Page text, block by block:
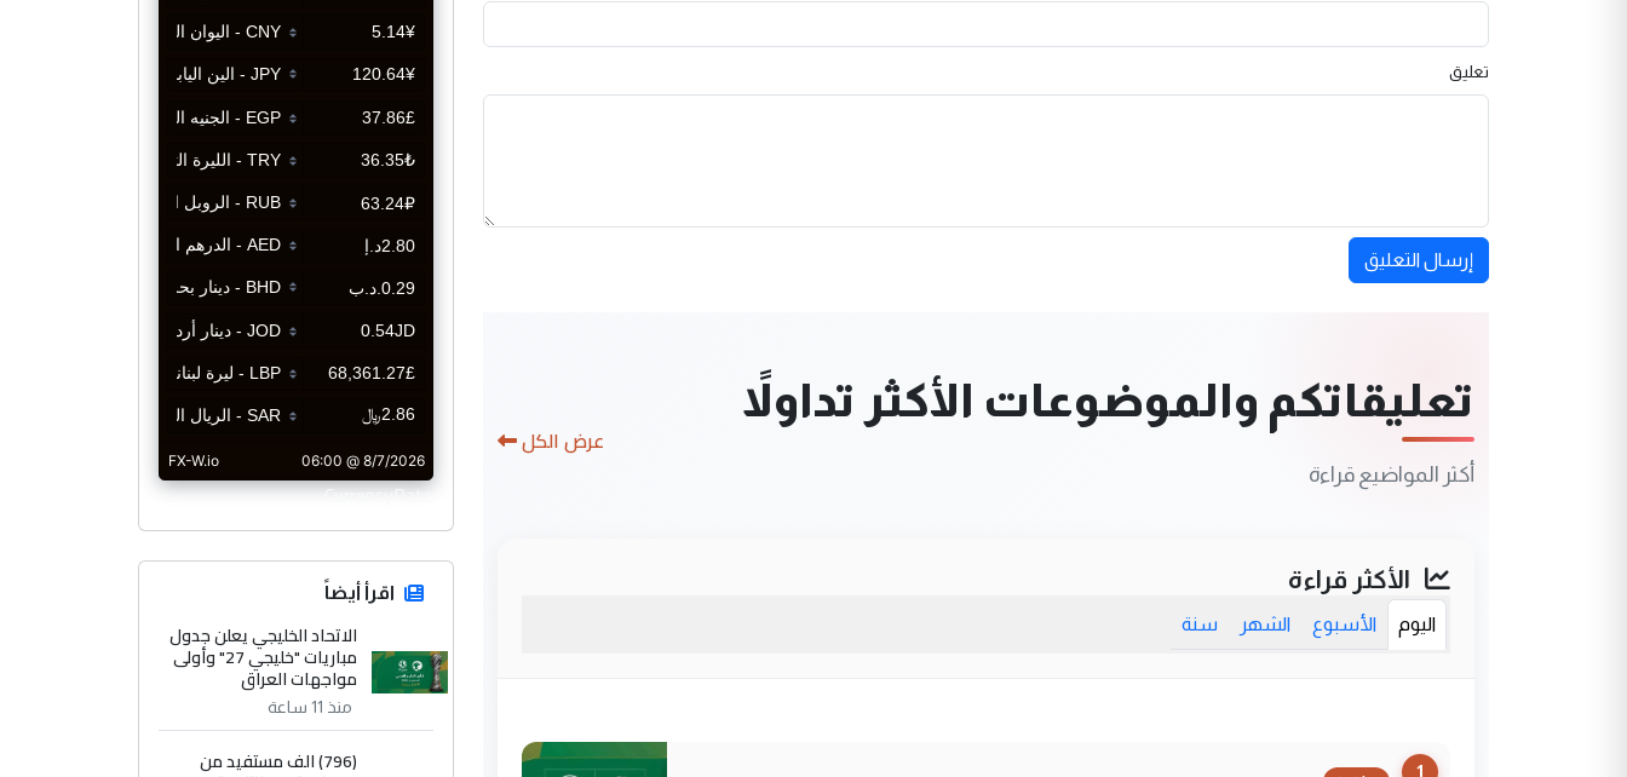
تعليق
إرسال التعليق
تعليقاتكم والموضوعات الأكثر تداولاً
أكثر المواضيع قراءة
عرض الكل
الأكثر قراءة
اليوم الأسبوع الشهر سنة
1
CurrencyRate
اقرأ أيضاً
الاتحاد الخليجي يعلن جدول
مباريات "خليجي 27" وأولى
مواجهات العراق
منذ 11 ساعة
(796) الف مستفيد من